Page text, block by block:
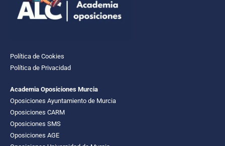
Política de Cookies
Política de Privacidad
Academia Oposiciones Murcia
Oposiciones Ayuntamiento de Murcia
Oposiciones CARM
Oposiciones SMS
Oposiciones AGE